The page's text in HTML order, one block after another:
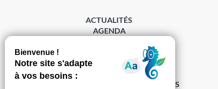
ACTUALITÉS
AGENDA
MENTIONS LÉGALES
PROTECTION DES DONNÉES
POLITIQUE DE GESTION DES COOKIES